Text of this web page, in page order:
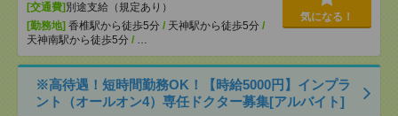
[交通費] 別途支給（規定あり）
[勤務地] 香椎駅から徒歩5分 / 天神駅から徒歩5分 /
天神南駅から徒歩5分 / …
気になる！
※高待遇！短時間勤務OK！【時給5000円】インプラ
ント（オールオン4）専任ドクター募集[アルバイト]